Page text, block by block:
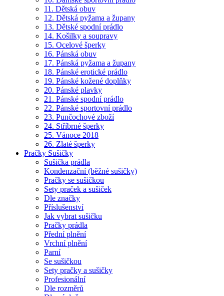
11. Dětská obuv
12. Dětská pyžama a župany
13. Dětské spodní prádlo
14. Košilky a soupravy
15. Ocelové šperky
16. Pánská obuv
17. Pánská pyžama a župany
18. Pánské erotické prádlo
19. Pánské kožené doplňky
20. Pánské plavky
21. Pánské spodní prádlo
22. Pánské sportovní prádlo
23. Punčochové zboží
24. Stříbrné šperky
25. Vánoce 2018
26. Zlaté šperky
Pračky Sušičky
Sušička prádla
Kondenzační (běžné sušičky)
Pračky se sušičkou
Sety praček a sušiček
Dle značky
Příslušenství
Jak vybrat sušičku
Pračky prádla
Přední plnění
Vrchní plnění
Parní
Se sušičkou
Sety pračky a sušičky
Profesionální
Dle rozměrů